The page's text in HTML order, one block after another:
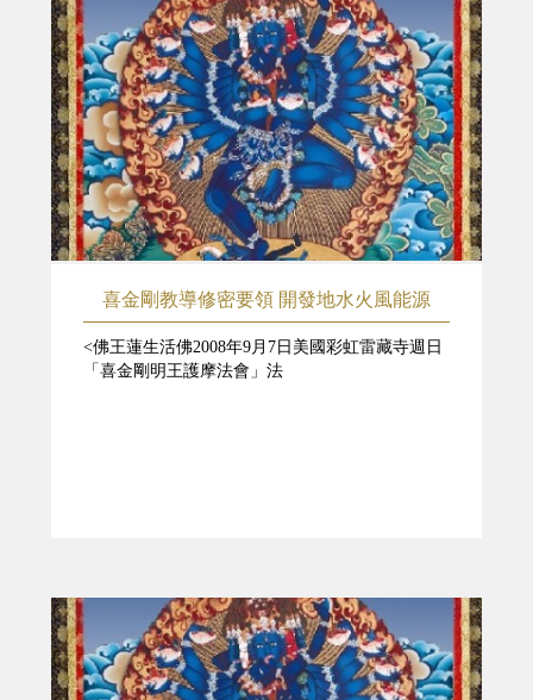
喜金剛教導修密要領 開發地水火風能源
<佛王蓮生活佛2008年9月7日美國彩虹雷藏寺週日
「喜金剛明王護摩法會」法